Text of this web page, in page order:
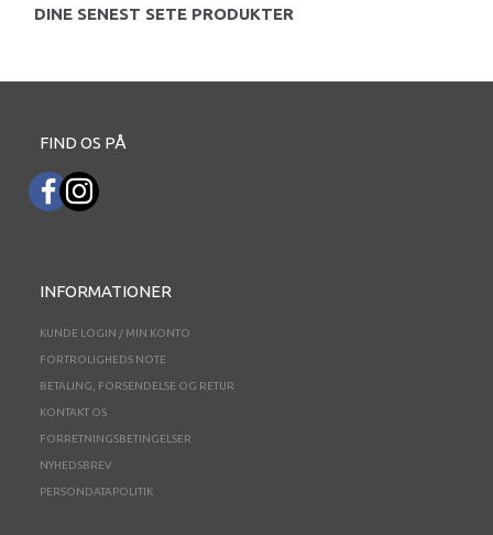
DINE SENEST SETE PRODUKTER
FIND OS PÅ
INFORMATIONER
KUNDE LOGIN / MIN KONTO
FORTROLIGHEDS NOTE
BETALING, FORSENDELSE OG RETUR
KONTAKT OS
FORRETNINGSBETINGELSER
NYHEDSBREV
PERSONDATAPOLITIK